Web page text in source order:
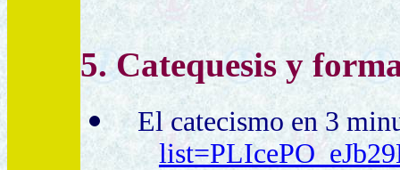
5. Catequesis y
El catecismo en 3